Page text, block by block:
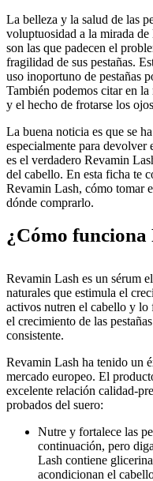
La belleza y la salud de las
voluptuosidad a la mirada de
son las que padecen el
fragilidad de sus pestañas.
uso inoportuno de pestañas
También podemos citar en
y el hecho de frotarse los
La buena noticia es que se
especialmente para
es el verdadero Revamin
del cabello. En esta ficha te
Revamin Lash, cómo tomar
dónde comprarlo.
¿Cómo
Revamin Lash es un sérum
naturales que estimula el
activos nutren el cabello y lo
el crecimiento de las
consistente.
Revamin Lash ha tenido un
mercado europeo. El
excelente relación calidad-
probados del suero:
Nutre y fortalece las
continuación, pero
Lash contiene
acondicionan el